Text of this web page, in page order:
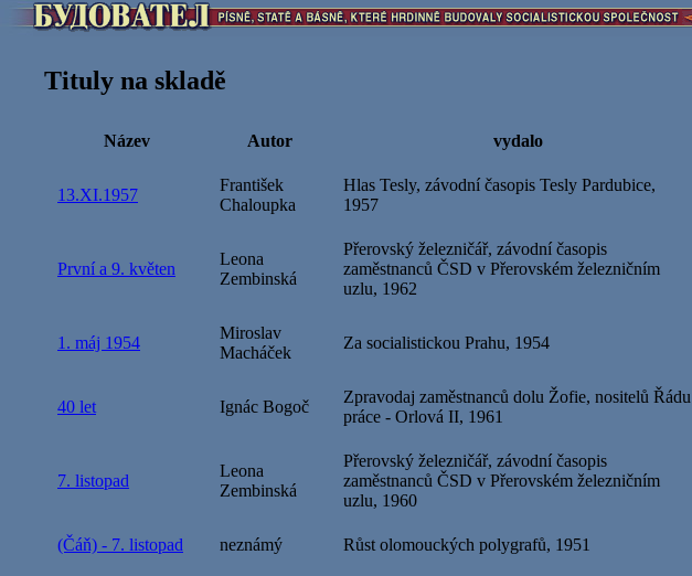
Tituly na skladě
Název Autor vydalo
13.XI.1957
František
Chaloupka
Hlas Tesly, závodní časopis Tesly Pardubice,
1957
První a 9. květen
Leona
Zembinská
Přerovský železničář, závodní časopis
zaměstnanců ČSD v Přerovském železničním
uzlu, 1962
1. máj 1954
Miroslav
Macháček
Za socialistickou Prahu, 1954
40 let Ignác Bogoč
Zpravodaj zaměstnanců dolu Žofie, nositelů Řádu
práce - Orlová II, 1961
7. listopad
Leona
Zembinská
Přerovský železničář, závodní časopis
zaměstnanců ČSD v Přerovském železničním
uzlu, 1960
(Čáň) - 7. listopad neznámý Růst olomouckých polygrafů, 1951